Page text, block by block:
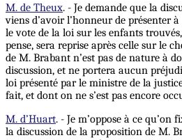
M. de Theux. - Je demande que la
viens d’avoir l’honneur de présenter
le vote de la loi sur les enfants
pense, sera reprise après celle sur le
de M. Brabant n’est pas de nature à
discussion, et ne portera aucun
loi présenté par le ministre de la
fait, et dont on ne s’est pas encore
M. d’Huart. - Je m’oppose à ce
la discussion de la proposition de M.